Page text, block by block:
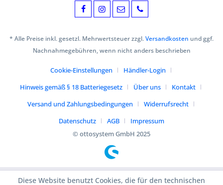
* Alle Preise inkl. gesetzl. Mehrwertsteuer zzgl.Versandkosten und ggf.
Nachnahmegebühren, wenn nicht anders beschrieben
Cookie-Einstellungen
Händler-Login
Hinweis gemäß § 18 Batteriegesetz
Über uns
Kontakt
Versand und Zahlungsbedingungen
Widerrufsrecht
Datenschutz
AGB
Impressum
© ottosystem GmbH 2025
Diese Website benutzt Cookies, die für den technischen